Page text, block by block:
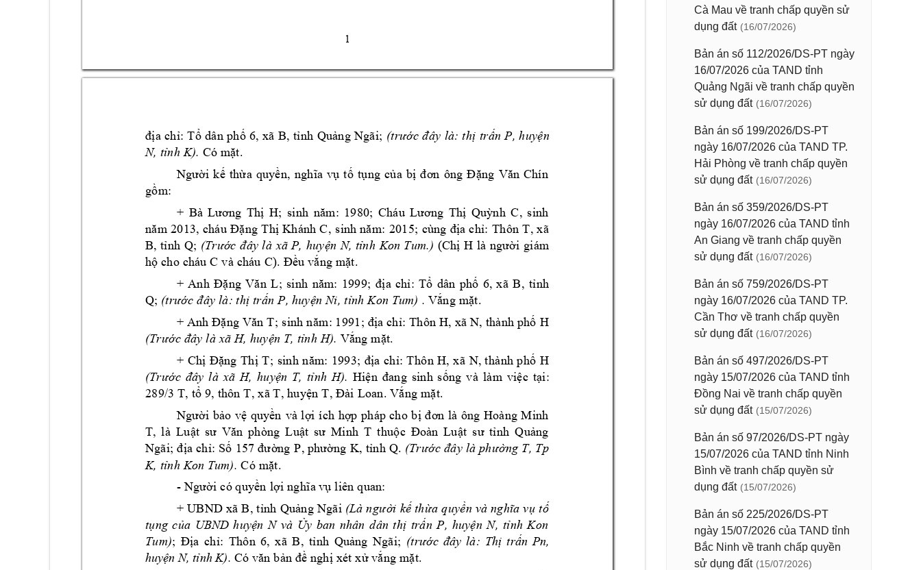
1
địa chỉ: Tổ dân phố 6, xã B, tỉnh Quảng Ngãi; (trước đây là: thị trấn P, huyện
N, tỉnh K). Có mặt.
Người kế thừa quyền, nghĩa vụ tố tụng của bị đơn ông Đặng Văn Chín
gồm:
+ Bà Lương Thị H; sinh năm: 1980; Cháu Lương Thị Quỳnh C, sinh
năm 2013, cháu Đặng Thị Khánh C, sinh năm: 2015; cùng địa chỉ: Thôn T, xã
B, tỉnh Q; (Trước đây là xã P, huyện N, tỉnh Kon Tum.) (Chị H là người giám
hộ cho cháu C và cháu C). Đều vắng mặt.
+ Anh Đặng Văn L; sinh năm: 1999; địa chỉ: Tổ dân phố 6, xã B, tỉnh
Q; (trước đây là: thị trấn P, huyện Ni, tỉnh Kon Tum) . Vắng mặt.
+ Anh Đặng Văn T; sinh năm: 1991; địa chỉ: Thôn H, xã N, thành phố H
(Trước đây là xã H, huyện T, tỉnh H). Vắng mặt.
+ Chị Đặng Thị T; sinh năm: 1993; địa chỉ: Thôn H, xã N, thành phố H
(Trước đây là xã H, huyện T, tỉnh H). Hiện đang sinh sống và làm việc tại:
289/3 T, tổ 9, thôn T, xã T, huyện T, Đài Loan. Vắng mặt.
Người bảo vệ quyền và lợi ích hợp pháp cho bị đơn là ông Hoàng Minh
T, là Luật sư Văn phòng Luật sư Minh T thuộc Đoàn Luật sư tỉnh Quảng
Ngãi; địa chỉ: Số 157 đường P, phường K, tỉnh Q. (Trước đây là phường T, Tp
K, tỉnh Kon Tum). Có mặt.
- Người có quyền lợi nghĩa vụ liên quan:
+ UBND xã B, tỉnh Quảng Ngãi (Là người kế thừa quyền và nghĩa vụ tố
tụng của UBND huyện N và Ủy ban nhân dân thị trấn P, huyện N, tỉnh Kon
Tum); Địa chỉ: Thôn 6, xã B, tỉnh Quảng Ngãi; (trước đây là: Thị trấn Pn,
huyện N, tỉnh K). Có văn bản đề nghị xét xử vắng mặt.
Cà Mau về tranh chấp quyền sử
dụng đất (16/07/2026)
Bản án số 112/2026/DS-PT ngày
16/07/2026 của TAND tỉnh
Quảng Ngãi về tranh chấp quyền
sử dụng đất (16/07/2026)
Bản án số 199/2026/DS-PT
ngày 16/07/2026 của TAND TP.
Hải Phòng về tranh chấp quyền
sử dụng đất (16/07/2026)
Bản án số 359/2026/DS-PT
ngày 16/07/2026 của TAND tỉnh
An Giang về tranh chấp quyền
sử dụng đất (16/07/2026)
Bản án số 759/2026/DS-PT
ngày 16/07/2026 của TAND TP.
Cần Thơ về tranh chấp quyền
sử dụng đất (16/07/2026)
Bản án số 497/2026/DS-PT
ngày 15/07/2026 của TAND tỉnh
Đồng Nai về tranh chấp quyền
sử dụng đất (15/07/2026)
Bản án số 97/2026/DS-PT ngày
15/07/2026 của TAND tỉnh Ninh
Bình về tranh chấp quyền sử
dụng đất (15/07/2026)
Bản án số 225/2026/DS-PT
ngày 15/07/2026 của TAND tỉnh
Bắc Ninh về tranh chấp quyền
sử dụng đất (15/07/2026)